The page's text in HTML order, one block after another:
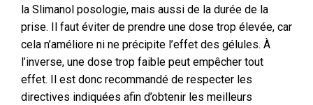
la Slimanol posologie, mais aussi de la durée de la
prise. Il faut éviter de prendre une dose trop élevée, car
cela n’améliore ni ne précipite l’effet des gélules. À
l’inverse, une dose trop faible peut empêcher tout
effet. Il est donc recommandé de respecter les
directives indiquées afin d’obtenir les meilleurs